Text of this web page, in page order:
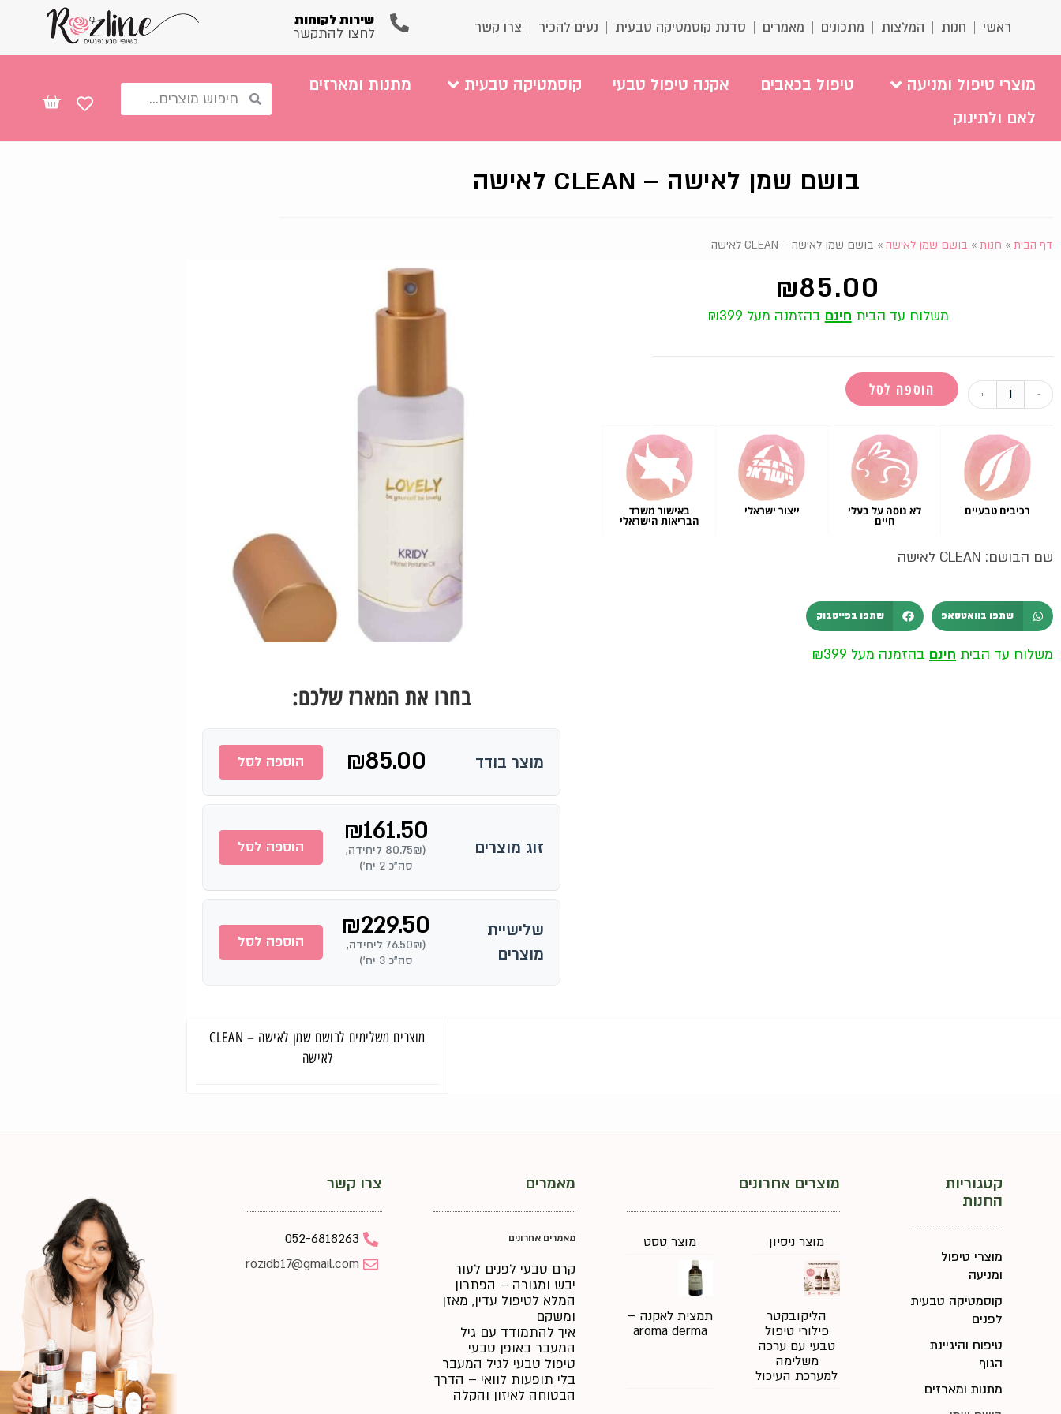
ראשי חנות המלצות מתכונים מאמרים סדנת קוסמטיקה טבעית נעים להכיר צרו קשר שירות לקוחות
לחצו להתקשר
מוצרי טיפול ומניעה טיפול בכאבים אקנה טיפול טבעי קוסמטיקה טבעית
מתנות ומארזים
לאם ולתינוק
בושם שמן לאישה – CLEAN לאישה
דף הבית » חנות » בושם שמן לאישה » בושם שמן לאישה – CLEAN לאישה
₪85.00
משלוח עד הבית חינם בהזמנה מעל ₪399
-
+ הוספה לסל
רכיבים טבעיים לא נוסה על בעלי
חיים
ייצור ישראלי באישור משרד
הבריאות הישראלי
שם הבושם: CLEAN לאישה
שתפו בוואטסאפ שתפו בפייסבוק
משלוח עד הבית חינם בהזמנה מעל ₪399
בחרו את המארז שלכם:
מוצר בודד ₪85.00 הוספה לסל
זוג מוצרים
₪161.50
(80.75₪ ליחידה,
סה"כ 2 יח')
הוספה לסל
שלישיית
מוצרים
₪229.50
(76.50₪ ליחידה,
סה"כ 3 יח')
הוספה לסל
מוצרים משלימים לבושם שמן לאישה – CLEAN
לאישה
קטגוריות
החנות
מוצרי טיפול
ומניעה
קוסמטיקה טבעית
לפנים
טיפוח והיגיינת
הגוף
מתנות ומארזים
מוצרים אחרונים
מוצר ניסיון מוצר טסט
הליקובקטר
פילורי טיפול
טבעי עם ערכה
משלימה
למערכת העיכול
תמצית לאקנה –
aroma derma
מאמרים
מאמרים אחרונים
קרם טבעי לפנים לעור
יבש ומגורה – הפתרון
המלא לטיפול עדין, מאזן
ומשקם
איך להתמודד עם גיל
המעבר באופן טבעי
טיפול טבעי לגיל המעבר
בלי תופעות לוואי – הדרך
הבטוחה לאיזון והקלה
צרו קשר
052-6818263
rozidb17@gmail.com